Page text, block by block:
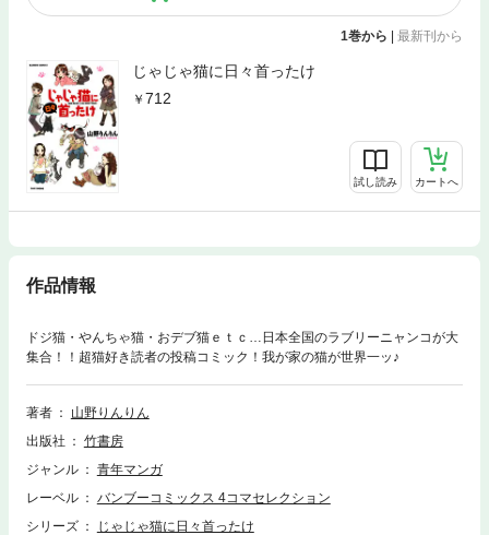
1巻から | 最新刊から
じゃじゃ猫に日々首ったけ
712
試し読み カートへ
作品情報
ドジ猫・やんちゃ猫・おデブ猫ｅｔｃ…日本全国のラブリーニャンコが大
集合！！超猫好き読者の投稿コミック！我が家の猫が世界一ッ♪
著者
山野りんりん
出版社
竹書房
ジャンル
青年マンガ
レーベル
バンブーコミックス 4コマセレクション
シリーズ
じゃじゃ猫に日々首ったけ